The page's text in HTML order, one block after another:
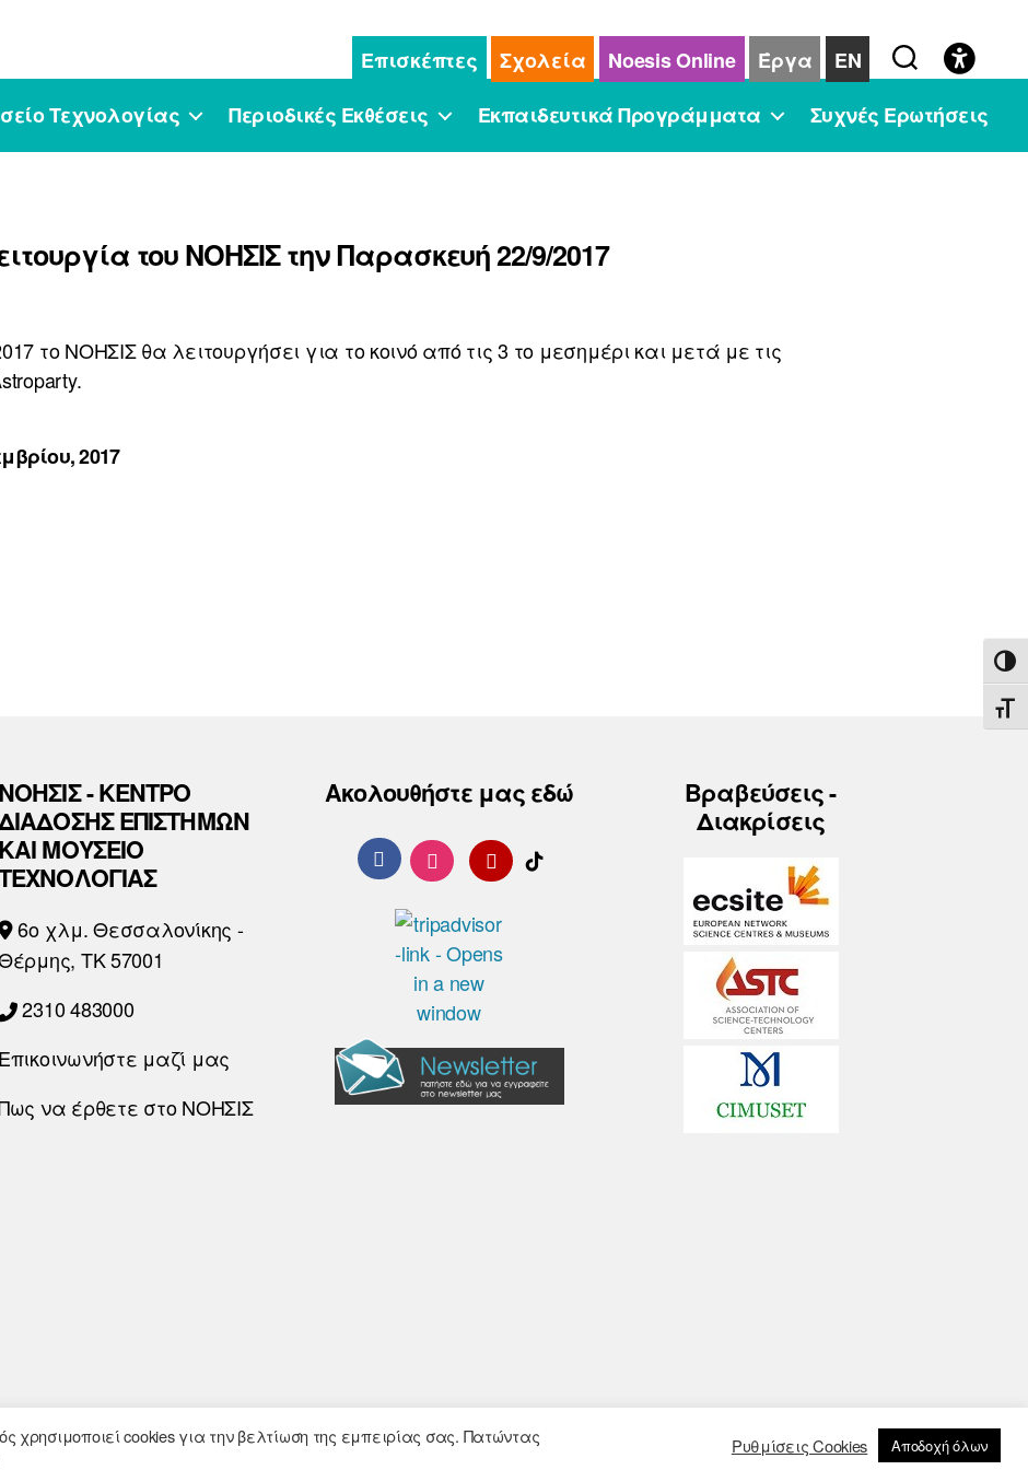
Επισκέπτες Σχολεία Noesis Online Έργα
EN
Τεχνολογίας Περιοδικές Εκθέσεις Εκπαιδευτικά Προγράμματα Συχνές Ερωτήσεις
του ΝΟΗΣΙΣ την Παρασκευή 22/9/2017
το ΝΟΗΣΙΣ θα λειτουργήσει για το κοινό από τις 3 το μεσημέρι και μετά με τις
2017
ΝΟΗΣΙΣ - ΚΕΝΤΡΟ
ΕΠΙΣΤΗΜΩΝ
ΚΑΙ ΜΟΥΣΕΙΟ
6o χλμ. Θεσσαλονίκης -
ΤΚ 57001
2310 483000
Επικοινωνήστε μαζί μας
να έρθετε στο ΝΟΗΣΙΣ
Ακολουθήστε μας εδώ
Βραβεύσεις -
Διακρίσεις
© 2026Noesis - Σχεδίαση και Υλοποίηση
cookies για την βελτίωση της εμπειρίας σας. Πατώντας
Ρυθμίσεις Cookies Αποδοχή όλων